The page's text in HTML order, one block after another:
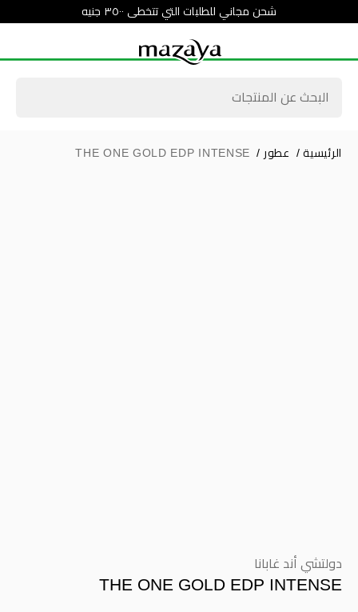
شحن مجاني للطلبات التي تتخطى ٣٥٠٠ جنيه
الرئيسية / عطور /
THE ONE GOLD EDP INTENSE
دولتشي أند غابانا
THE ONE GOLD EDP INTENSE